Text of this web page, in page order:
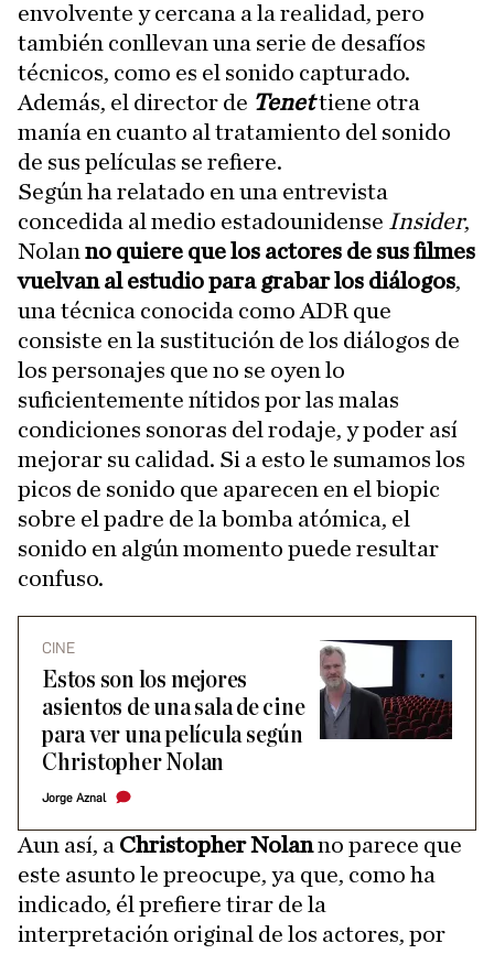
envolvente y cercana a la realidad, pero
también conllevan una serie de desafíos
técnicos, como es el sonido capturado.
Además, el director de Tenettiene otra
manía en cuanto al tratamiento del sonido
de sus películas se refiere.
Según ha relatado en una entrevista
concedida al medio estadounidense Insider,
Nolan no quiere que los actores de sus filmes
vuelvan al estudio para grabar los diálogos,
una técnica conocida como ADR que
consiste en la sustitución de los diálogos de
los personajes que no se oyen lo
suficientemente nítidos por las malas
condiciones sonoras del rodaje, y poder así
mejorar su calidad. Si a esto le sumamos los
picos de sonido que aparecen en el biopic
sobre el padre de la bomba atómica, el
sonido en algún momento puede resultar
confuso.
CINE
Estos son los mejores
asientos de una sala de cine
para ver una película según
Christopher Nolan
Jorge Aznal
Aun así, a Christopher Nolanno parece que
este asunto le preocupe, ya que, como ha
indicado, él prefiere tirar de la
interpretación original de los actores, por